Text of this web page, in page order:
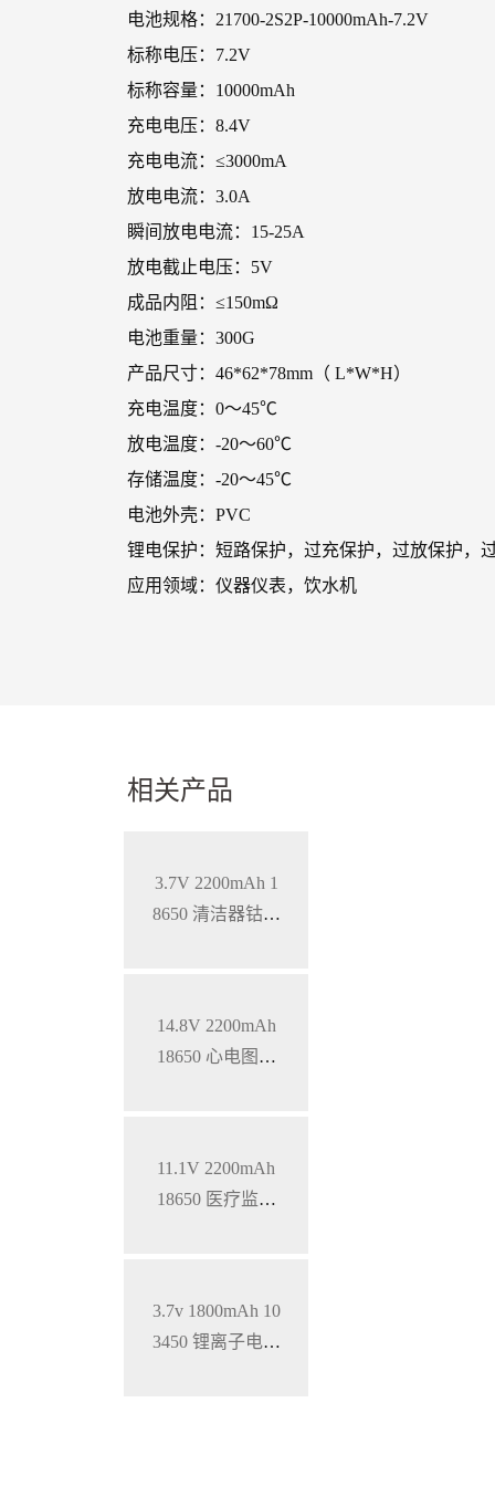
电池规格：21700-2S2P-10000mAh-7.2V
标称电压：7.2V
标称容量：10000mAh
充电电压：8.4V
充电电流：≤3000mA
放电电流：3.0A
瞬间放电电流：15-25A
放电截止电压：5V
成品内阻：≤150mΩ
电池重量：300G
产品尺寸：46*62*78mm（ L*W*H）
充电温度：0～45℃
放电温度：-20～60℃
存储温度：-20～45℃
电池外壳：PVC
锂电保护：短路保护，过充保护，过放保护，
应用领域：仪器仪表，饮水机
相关产品
3.7V 2200mAh 1
8650 清洁器钴酸
14.8V 2200mAh
18650 心电图机
11.1V 2200mAh
18650 医疗监护
3.7v 1800mAh 10
3450 锂离子电池